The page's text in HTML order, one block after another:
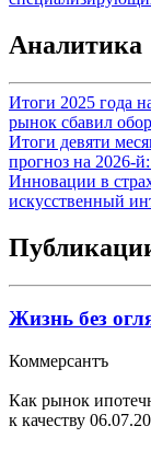
Аналитика
Итоги 2025 года
рынок сбавил
Итоги девяти
прогноз на 2026-
Инновации в
искусственный
Жизнь без
Коммерсантъ
Как рынок
к качеству